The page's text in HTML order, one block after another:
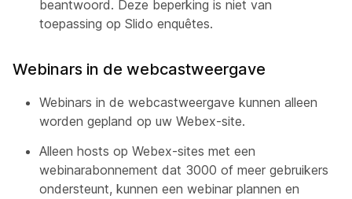
beantwoord. Deze beperking is niet van
toepassing op Slido enquêtes.
Webinars in de webcastweergave
Webinars in de webcastweergave kunnen alleen
worden gepland op uw Webex-site.
Alleen hosts op Webex-sites met een
webinarabonnement dat 3000 of meer gebruikers
ondersteunt, kunnen een webinar plannen en